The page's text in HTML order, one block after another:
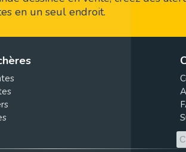
en un seul endroit.